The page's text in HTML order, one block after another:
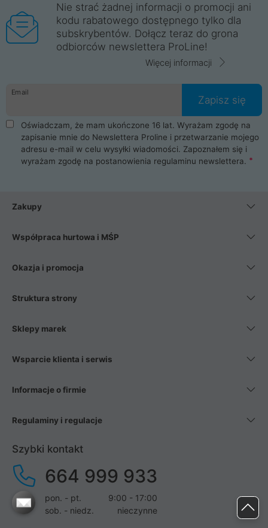
Nie strać żadnej informacji o promocji ani
kodu rabatowego dostępnego tylko dla
subskrybentów. Dołącz teraz do grona
odbiorców newslettera ProLine!
Więcej informacji
Email
Zapisz się
Oświadczam, że mam ukończone 16 lat. Wyrażam zgodę na
zapisanie mnie do Newslettera Proline i przetwarzanie mojego
adresu e-mail w celu wysyłki wiadomości. Zapoznałem się i
wyrażam zgodę na postanowienia regulaminu newslettera.
Zakupy
Współpraca hurtowa i MŚP
Okazja i promocja
Struktura strony
Sklepy marek
Wsparcie klienta i serwis
Informacje o firmie
Regulaminy i regulacje
Szybki kontakt
664 999 933
pon. - pt.
9:00 - 17:00
sob. - niedz.
nieczynne